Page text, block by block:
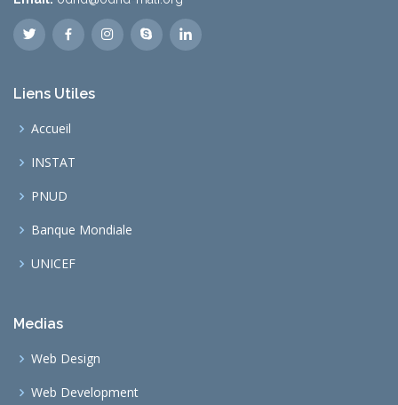
Liens Utiles
Accueil
INSTAT
PNUD
Banque Mondiale
UNICEF
Medias
Web Design
Web Development